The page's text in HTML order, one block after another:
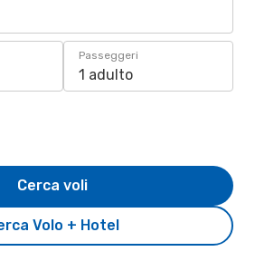
Passeggeri
1 adulto
Volo + Hotel
Cerca voli